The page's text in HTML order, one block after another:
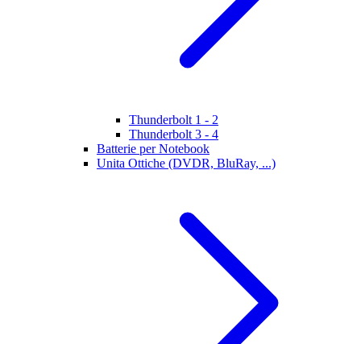
Thunderbolt 1 - 2
Thunderbolt 3 - 4
Batterie per Notebook
Unita Ottiche (DVDR, BluRay, ...)